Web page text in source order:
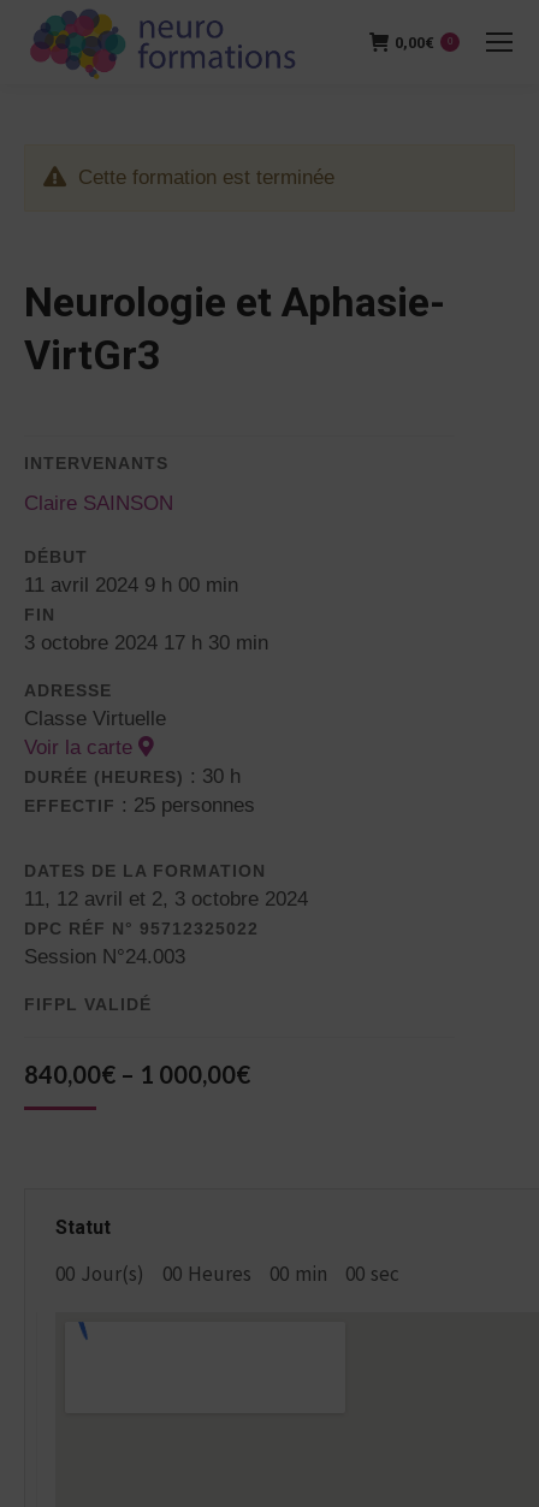
0,00€ 0
Cette formation est terminée
Neurologie et Aphasie-
VirtGr3
INTERVENANTS
Claire SAINSON
DÉBUT
11 avril 2024 9 h 00 min
FIN
3 octobre 2024 17 h 30 min
ADRESSE
Classe Virtuelle
Voir la carte
DURÉE (HEURES) : 30 h
EFFECTIF : 25 personnes
DATES DE LA FORMATION
11, 12 avril et 2, 3 octobre 2024
DPC RÉF N° 95712325022
Session N°24.003
FIFPL VALIDÉ
840,00€ – 1 000,00€
Statut
00 Jour(s) 00 Heures 00 min 00 sec